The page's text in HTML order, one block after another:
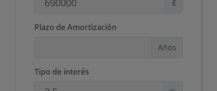
€
Plazo de Amortización
Años
Tipo de interés